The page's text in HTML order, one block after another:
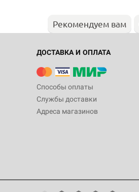
Рекомендуем вам
ДОСТАВКА И ОПЛАТА
Способы оплаты
Службы доставки
Адреса магазинов